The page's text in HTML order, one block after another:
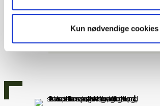
Kun nødvendige cookies
Golf, Gastronomi og Logi